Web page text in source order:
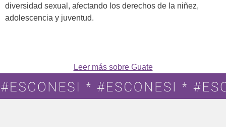
diversidad sexual, afectando los derechos de la niñez,
adolescencia y juventud.
Leer más sobre Guate